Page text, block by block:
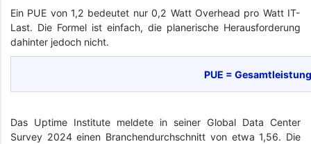
Ein PUE von 1,2 bedeutet nur 0,2 Watt Overhead pro Watt IT-
Last. Die Formel ist einfach, die planerische Herausforderung
dahinter jedoch nicht.
PUE =
Das Uptime Institute meldete in seiner Global Data Center
Survey 2024 einen Branchendurchschnitt von etwa 1,56. Die